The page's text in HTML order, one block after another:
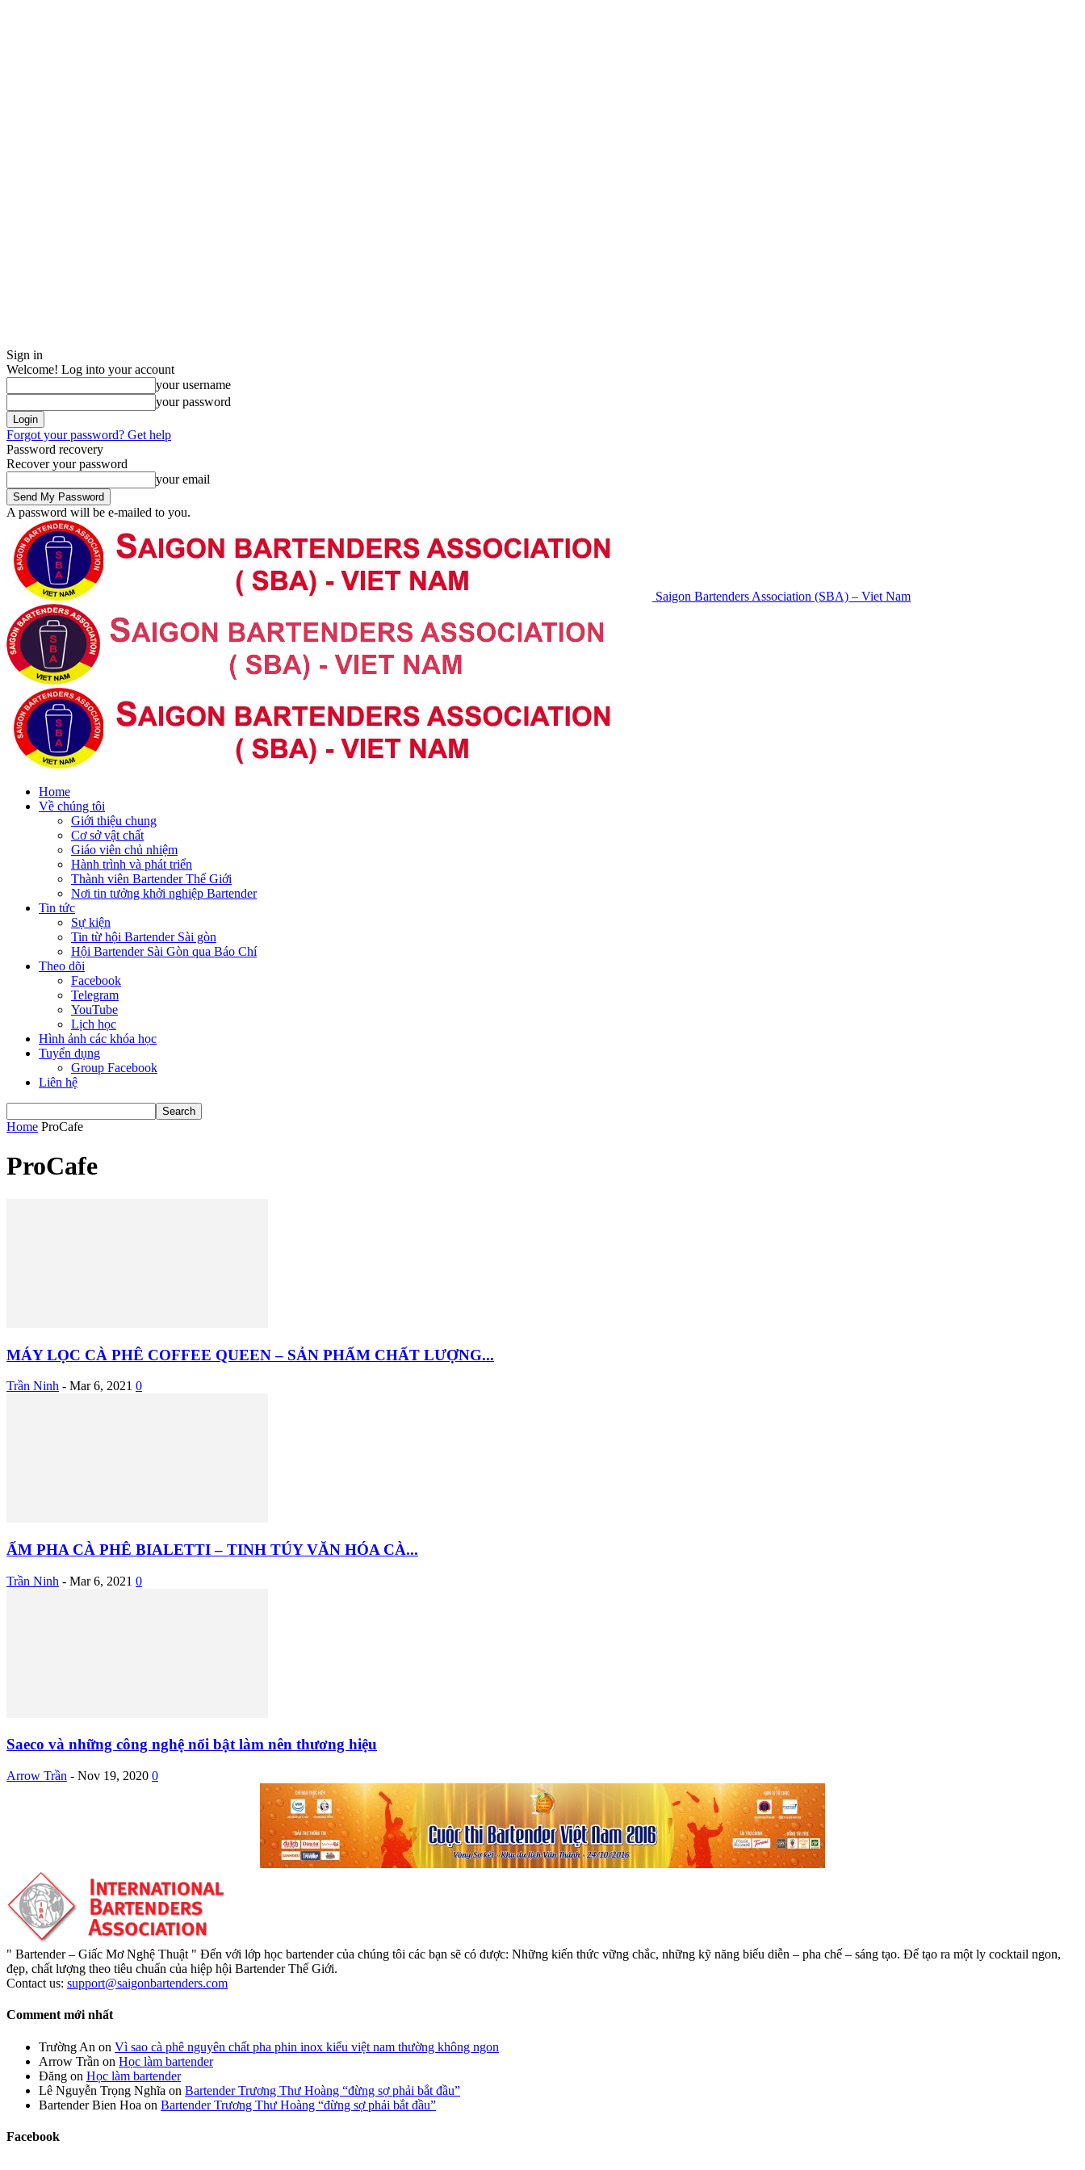
Sign in
Welcome! Log into your account
your username
your password
Forgot your password? Get help
Password recovery
Recover your password
your email
A password will be e-mailed to you.
Saigon Bartenders Association (SBA) – Viet Nam
Home
Về chúng tôi
Giới thiệu chung
Cơ sở vật chất
Giáo viên chủ nhiệm
Hành trình và phát triển
Thành viên Bartender Thế Giới
Nơi tin tưởng khởi nghiệp Bartender
Tin tức
Sự kiện
Tin từ hội Bartender Sài gòn
Hội Bartender Sài Gòn qua Báo Chí
Theo dõi
Facebook
Telegram
YouTube
Lịch học
Hình ảnh các khóa học
Tuyển dụng
Group Facebook
Liên hệ
Home ProCafe
ProCafe
MÁY LỌC CÀ PHÊ COFFEE QUEEN – SẢN PHẨM CHẤT LƯỢNG...
Trần Ninh - Mar 6, 2021 0
ẤM PHA CÀ PHÊ BIALETTI – TINH TÚY VĂN HÓA CÀ...
Trần Ninh - Mar 6, 2021 0
Saeco và những công nghệ nổi bật làm nên thương hiệu
Arrow Trần - Nov 19, 2020 0
" Bartender – Giấc Mơ Nghệ Thuật " Đến với lớp học bartender của chúng tôi các bạn sẽ có được: Những kiến thức vững chắc, những kỹ năng biểu diễn – pha chế – sáng tạo. Để tạo ra một ly cocktail ngon,
đẹp, chất lượng theo tiêu chuẩn của hiệp hội Bartender Thế Giới.
Contact us: support@saigonbartenders.com
Comment mới nhất
Trường An on Vì sao cà phê nguyên chất pha phin inox kiểu việt nam thường không ngon
Arrow Trần on Học làm bartender
Đăng on Học làm bartender
Lê Nguyễn Trọng Nghĩa on Bartender Trương Thư Hoàng “đừng sợ phải bắt đầu”
Bartender Bien Hoa on Bartender Trương Thư Hoàng “đừng sợ phải bắt đầu”
Facebook